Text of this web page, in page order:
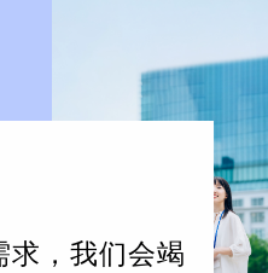
， 我们会竭